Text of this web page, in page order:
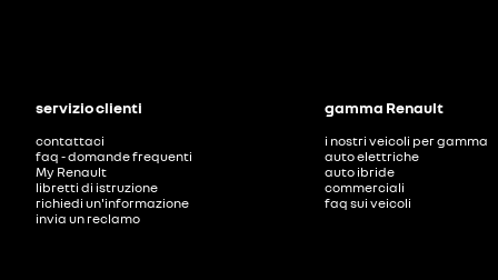
servizio clienti
contattaci
faq - domande frequenti
My Renault
libretti di istruzione
richiedi un'informazione
invia un reclamo
gamma Renault
i nostri veicoli per gamma
auto elettriche
auto ibride
commerciali
faq sui veicoli